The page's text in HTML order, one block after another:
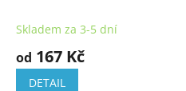
Skladem za 3-5 dní
od 167 Kč
DETAIL